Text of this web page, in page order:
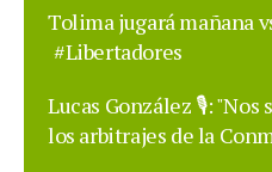
Tolima jugará mañana
#Libertadores
Lucas González 🎙️:
los arbitrajes de la